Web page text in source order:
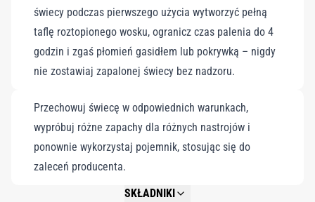
świecy podczas pierwszego użycia wytworzyć pełną
taflę roztopionego wosku, ogranicz czas palenia do 4
godzin i zgaś płomień gasidłem lub pokrywką – nigdy
nie zostawiaj zapalonej świecy bez nadzoru.
Przechowuj świecę w odpowiednich warunkach,
wypróbuj różne zapachy dla różnych nastrojów i
ponownie wykorzystaj pojemnik, stosując się do
zaleceń producenta.
SKŁADNIKI